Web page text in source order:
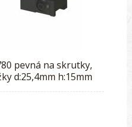
pevná na skrutky,
d:25,4mm h:15mm